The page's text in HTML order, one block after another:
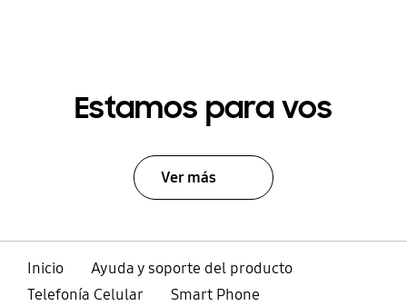
Estamos para vos
Ver más
Inicio
Ayuda y soporte del producto
Telefonía Celular
Smart Phone